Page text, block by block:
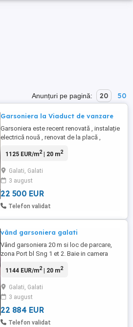
Anunțuri pe pagină: 20 50
Garsoniera la Viaduct de vanzare
Garsoniera este recent renovată , instalație
electrică nouă , renovat de la placă ,
1125 EUR/m2| 20 m2
Galati, Galati
3 august
22 500 EUR
Telefon validat
vând garsoniera galati
Vând garsoniera 20 m si loc de parcare,
zona Port bl Sng 1 et 2. Baie in camera
Ceronav
1144 EUR/m2| 20 m2
Galati, Galati
3 august
22 884 EUR
Telefon validat